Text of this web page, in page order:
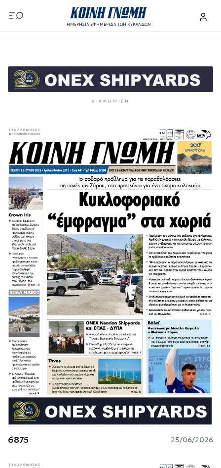
Παράκαμψη προς το κυρίως περιεχόμενο
ΗΜΕΡΗΣΙΑ ΕΦΗΜΕΡΙΔΑ ΤΩΝ ΚΥΚΛΑΔΩΝ
ΔΙΑΦΉΜΙΣΗ
6875 25/06/2026